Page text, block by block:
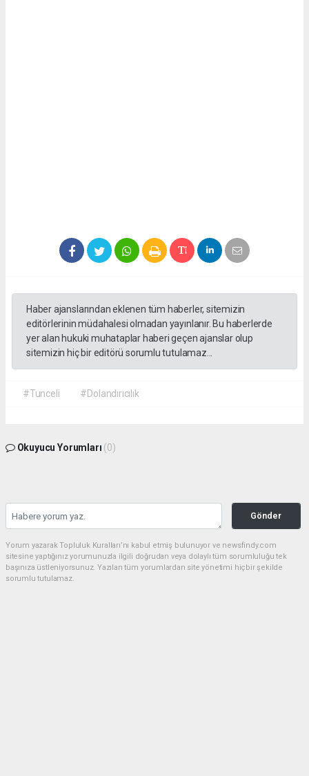
Haber ajanslarından eklenen tüm haberler, sitemizin
editörlerinin müdahalesi olmadan yayınlanır. Bu haberlerde
yer alan hukuki muhataplar haberi geçen ajanslar olup
sitemizin hiç bir editörü sorumlu tutulamaz...
#Tunceli #Dolandırıcılık
Okuyucu Yorumları (0)
Gönder
Yorum yazarak Topluluk Kuralları’nı kabul etmiş bulunuyor ve newsfindy.com
sitesine yaptığınız yorumunuzla ilgili doğrudan veya dolaylı tüm sorumluluğu tek
başınıza üstleniyorsunuz. Yazılan tüm yorumlardan site yönetimi hiçbir şekilde
sorumlu tutulamaz.